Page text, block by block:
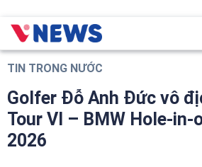
TIN TRONG NƯỚC
Golfer Đỗ Anh Đức vô
Tour VI – BMW Hole-in-
2026